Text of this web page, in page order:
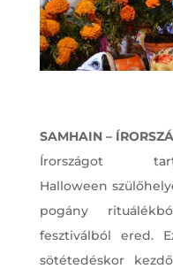
SAMHAIN –
Írországot
Halloween
pogány
fesztiválból ered.
sötétedéskor